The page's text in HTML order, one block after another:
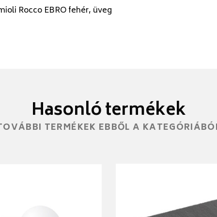
Rocco EBRO fehér, üveg
Hasonló termékek
TERMÉKEK EBBŐL A